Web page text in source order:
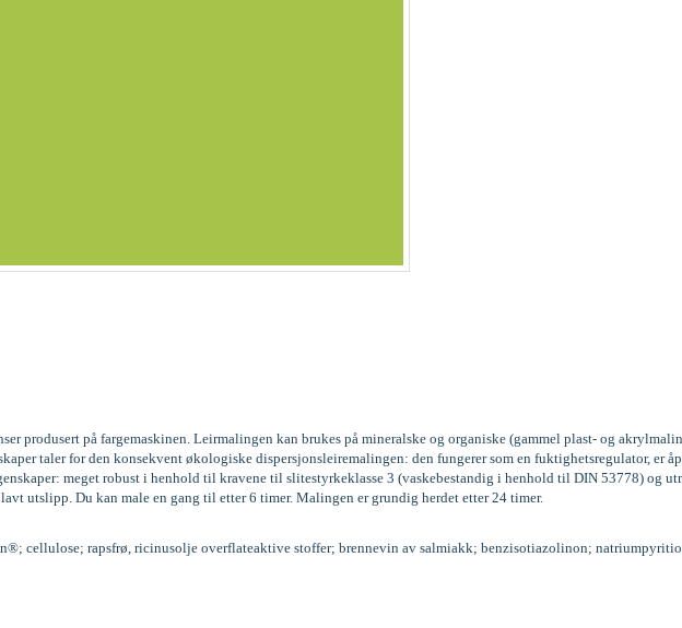
produsert på fargemaskinen. Leirmalingen kan brukes på mineralske og organiske (gammel plast- og
taler for den konsekvent økologiske dispersjonsleiremalingen: den fungerer som en fuktighetsregulator, er
meget robust i henhold til kravene til slitestyrkeklasse 3 (vaskebestandig i henhold til DIN 53778) og
utslipp. Du kan male en gang til etter 6 timer. Malingen er grundig herdet etter 24 timer.
cellulose; rapsfrø, ricinusolje overflateaktive stoffer; brennevin av salmiakk; benzisotiazolinon;